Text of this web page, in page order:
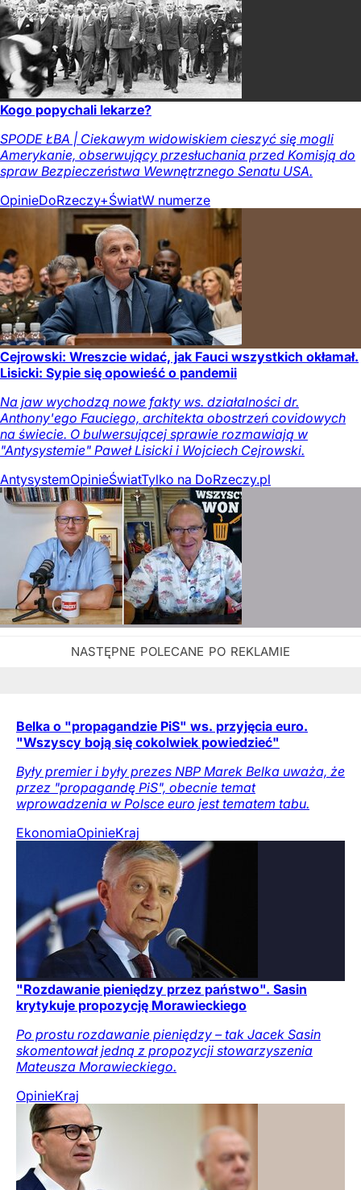
Kogo popychali lekarze?
SPODE ŁBA | Ciekawym widowiskiem cieszyć się mogli
Amerykanie, obserwujący przesłuchania przed Komisją do
spraw Bezpieczeństwa Wewnętrznego Senatu USA.
OpinieDoRzeczy+ŚwiatW numerze
Cejrowski: Wreszcie widać, jak Fauci wszystkich okłamał.
Lisicki: Sypie się opowieść o pandemii
Na jaw wychodzą nowe fakty ws. działalności dr.
Anthony'ego Fauciego, architekta obostrzeń covidowych
na świecie. O bulwersującej sprawie rozmawiają w
"Antysystemie" Paweł Lisicki i Wojciech Cejrowski.
AntysystemOpinieŚwiatTylko na DoRzeczy.pl
Belka o "propagandzie PiS" ws. przyjęcia euro.
"Wszyscy boją się cokolwiek powiedzieć"
Były premier i były prezes NBP Marek Belka uważa, że
przez "propagandę PiS", obecnie temat
wprowadzenia w Polsce euro jest tematem tabu.
EkonomiaOpinieKraj
"Rozdawanie pieniędzy przez państwo". Sasin
krytykuje propozycję Morawieckiego
Po prostu rozdawanie pieniędzy – tak Jacek Sasin
skomentował jedną z propozycji stowarzyszenia
Mateusza Morawieckiego.
OpinieKraj